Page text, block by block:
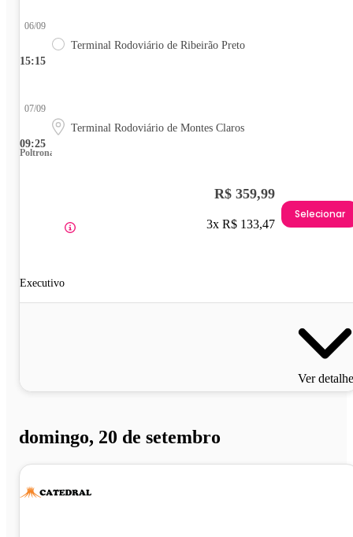
15:15
06/09
Terminal Rodoviário de Ribeirão Preto
09:25
07/09
Terminal Rodoviário de Montes Claros
Poltrona
Executivo
R$ 359,99
3x R$ 133,47
Selecionar
Ver
domingo, 20 de setembro